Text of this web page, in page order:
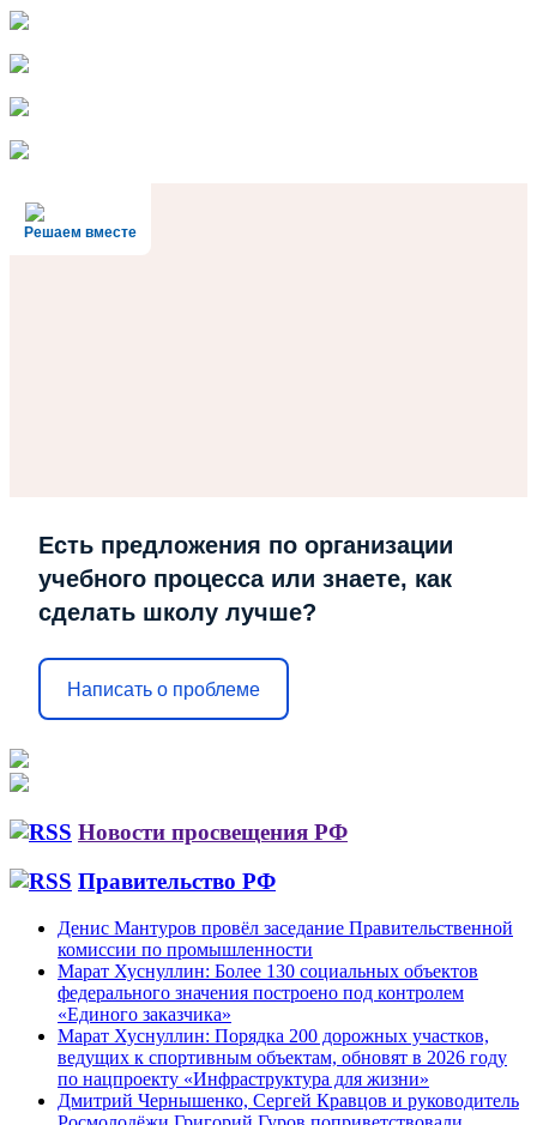
Решаем вместе
Есть предложения по организации
учебного процесса или знаете, как
сделать школу лучше?
Написать о проблеме
Новости просвещения РФ
Правительство РФ
Денис Мантуров провёл заседание Правительственной
комиссии по промышленности
Марат Хуснуллин: Более 130 социальных объектов
федерального значения построено под контролем
«Единого заказчика»
Марат Хуснуллин: Порядка 200 дорожных участков,
ведущих к спортивным объектам, обновят в 2026 году
по нацпроекту «Инфраструктура для жизни»
Дмитрий Чернышенко, Сергей Кравцов и руководитель